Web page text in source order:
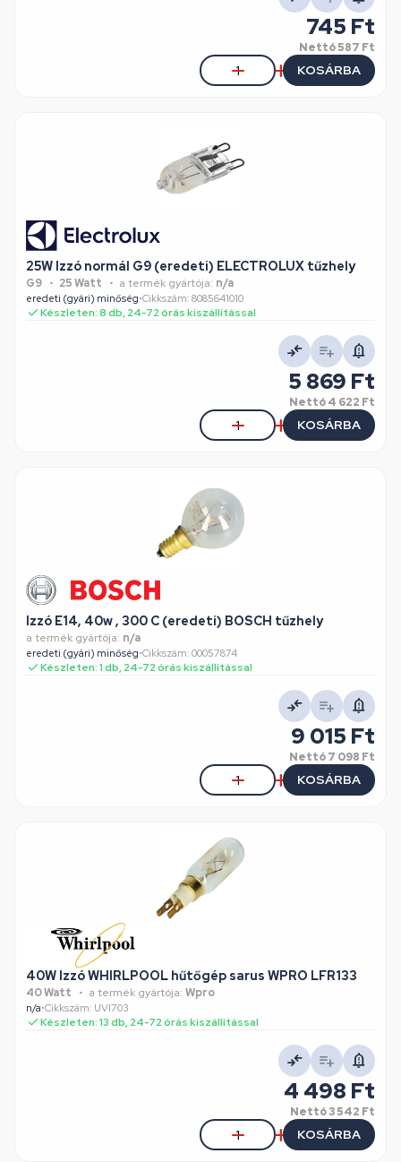
745 Ft
Nettó587 Ft
KOSÁRBA
25W Izzó normál G9 (eredeti) ELECTROLUX tűzhely
G9 25 Watt a termék gyártója: n/a
eredeti (gyári) minőség•Cikkszám: 8085641010
Készleten: 8 db, 24-72 órás kiszállítással
5 869 Ft
Nettó4 622 Ft
KOSÁRBA
Izzó E14, 40w , 300 C (eredeti) BOSCH tűzhely
a termék gyártója: n/a
eredeti (gyári) minőség•Cikkszám: 00057874
Készleten: 1 db, 24-72 órás kiszállítással
9 015 Ft
Nettó7 098 Ft
KOSÁRBA
40W Izzó WHIRLPOOL hűtőgép sarus WPRO LFR133
40 Watt a termék gyártója: Wpro
n/a•Cikkszám: UVI703
Készleten: 13 db, 24-72 órás kiszállítással
4 498 Ft
Nettó3 542 Ft
KOSÁRBA